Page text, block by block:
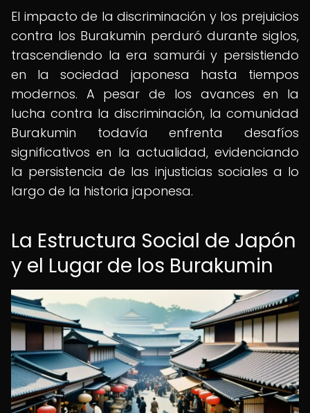
El impacto de la discriminación y los prejuicios
contra los Burakumin perduró durante siglos,
trascendiendo la era samurái y persistiendo
en la sociedad japonesa hasta tiempos
modernos. A pesar de los avances en la
lucha contra la discriminación, la comunidad
Burakumin todavía enfrenta desafíos
significativos en la actualidad, evidenciando
la persistencia de las injusticias sociales a lo
largo de la historia japonesa.
La Estructura Social de Japón
y el Lugar de los Burakumin